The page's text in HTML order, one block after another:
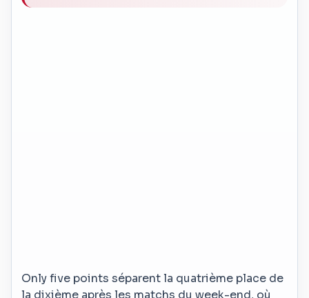
Only five points séparent la quatrième place de
la dixième après les matchs du week-end, où